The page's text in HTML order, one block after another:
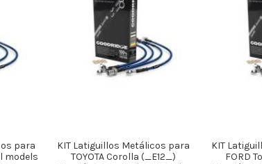
para
models
KIT Latiguillos Metálicos para
TOYOTA Corolla (_E12_)
KIT
FORD